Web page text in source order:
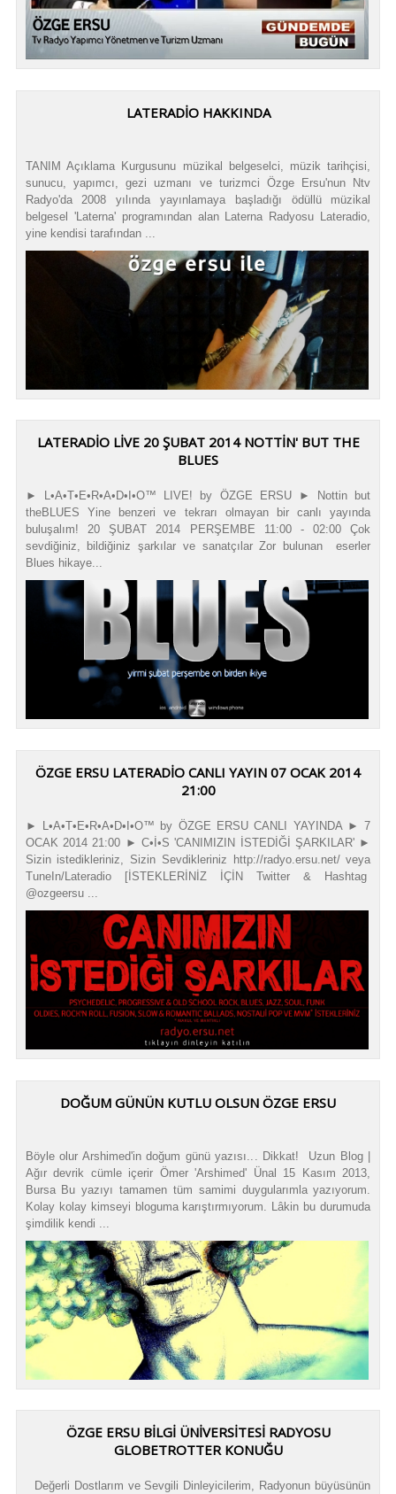
LATERADIO HAKKINDA
TANIM Açıklama Kurgusunu müzikal belgeselci, müzik tarihçisi,
sunucu, yapımcı, gezi uzmanı ve turizmci Özge Ersu'nun Ntv
Radyo'da 2008 yılında yayınlamaya başladığı ödüllü müzikal
belgesel 'Laterna' programından alan Laterna Radyosu Lateradio,
yine kendisi tarafından ...
LATERADIO LIVE 20 ŞUBAT 2014 NOTTIN' BUT THE
BLUES
► L•A•T•E•R•A•D•I•O™ LIVE! by ÖZGE ERSU ► Nottin but
theBLUES Yine benzeri ve tekrarı olmayan bir canlı yayında
buluşalım! 20 ŞUBAT 2014 PERŞEMBE 11:00 - 02:00 Çok
sevdiğiniz, bildiğiniz şarkılar ve sanatçılar Zor bulunan eserler
Blues hikaye...
ÖZGE ERSU LATERADIO CANLI YAYIN 07 OCAK 2014
21:00
► L•A•T•E•R•A•D•I•O™ by ÖZGE ERSU CANLI YAYINDA ► 7
OCAK 2014 21:00 ► C•İ•S 'CANIMIZIN İSTEDİĞİ ŞARKILAR' ►
Sizin istedikleriniz, Sizin Sevdikleriniz http://radyo.ersu.net/ veya
TuneIn/Lateradio [İSTEKLERİNİZ İÇİN Twitter & Hashtag
@ozgeersu ...
DOĞUM GÜNÜN KUTLU OLSUN ÖZGE ERSU
Böyle olur Arshimed'in doğum günü yazısı... Dikkat! Uzun Blog |
Ağır devrik cümle içerir Ömer 'Arshimed' Ünal 15 Kasım 2013,
Bursa Bu yazıyı tamamen tüm samimi duygularımla yazıyorum.
Kolay kolay kimseyi bloguma karıştırmıyorum. Lâkin bu durumuda
şimdilik kendi ...
ÖZGE ERSU BİLGİ ÜNİVERSİTESİ RADYOSU
GLOBETROTTER KONUĞU
Değerli Dostlarım ve Sevgili Dinleyicilerim, Radyonun büyüsünün